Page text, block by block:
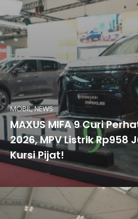
MOBIL, NEWS
MAXUS MIFA 9 Curi
2026, MPV Listrik Rp958
Kursi Pijat!